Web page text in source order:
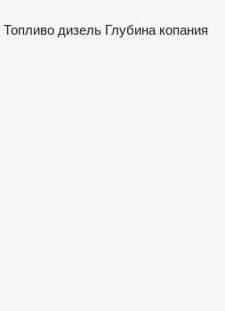
Топливо дизель Глубина копания